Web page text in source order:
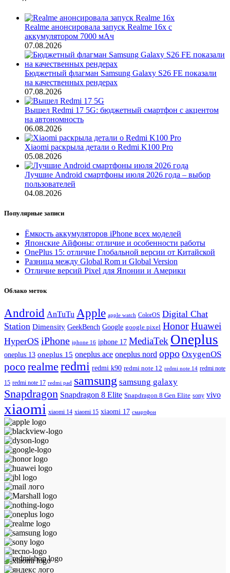
Realme анонсировала запуск Realme 16x с
аккумулятором 7000 мАч
07.08.2026
Бюджетный флагман Samsung Galaxy S26 FE показали
на качественных рендерах
07.08.2026
Вышел Redmi 17 5G: бюджетный смартфон с акцентом
на автономность
06.08.2026
Xiaomi раскрыла детали о Redmi K100 Pro
05.08.2026
Лучшие Android смартфоны июля 2026 года – выбор
пользователей
04.08.2026
Популярные записи
Ёмкость аккумуляторов iPhone всех моделей
Японские Айфоны: отличие и особенности работы
OnePlus 15: отличие Глобальной версии от Китайской
Разница между Global Rom и Global Version
Отличие версий Pixel для Японии и Америки
Облако меток
Android AnTuTu Apple apple watch ColorOS Digital Chat
Station Dimensity GeekBench Google google pixel HonorHuawei
HyperOS iPhone iphone 16 iphone 17 MediaTek Oneplus
oneplus 13 oneplus 15 oneplus ace oneplus nord oppo OxygenOS
poco realme redmi redmi k90 redmi note 12 redmi note 14 redmi note
15 redmi note 17 redmi pad samsung samsung galaxy
Snapdragon Snapdragon 8 Elite Snapdragon 8 Gen Elite sony vivo
xiaomi xiaomi 14 xiaomi 15 xiaomi 17 смартфон